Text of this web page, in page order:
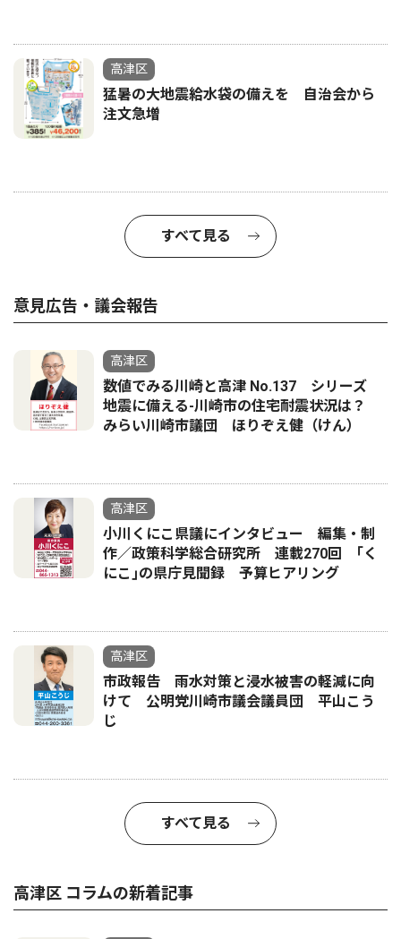
高津区
猛暑の大地震給水袋の備えを 自治会から
注文急増
すべて見る
意見広告・議会報告
高津区
数値でみる川崎と高津 No.137 シリーズ
地震に備える-川崎市の住宅耐震状況は？
みらい川崎市議団 ほりぞえ健（けん）
高津区
小川くにこ県議にインタビュー 編集・制
作／政策科学総合研究所 連載270回 ｢く
にこ｣の県庁見聞録 予算ヒアリング
高津区
市政報告 雨水対策と浸水被害の軽減に向
けて 公明党川崎市議会議員団 平山こう
じ
すべて見る
高津区 コラムの新着記事